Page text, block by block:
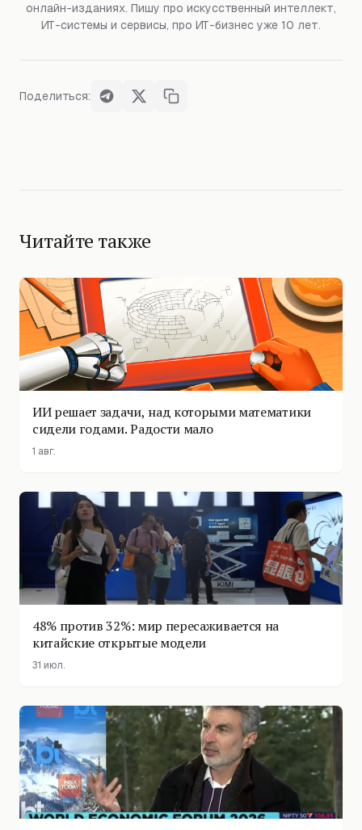
онлайн-изданиях. Пишу про искусственный интеллект,
ИТ-системы и сервисы, про ИТ-бизнес уже 10 лет.
Поделиться:
Читайте также
ИИ решает задачи, над которыми математики
сидели годами. Радости мало
1 авг.
48% против 32%: мир пересаживается на
китайские открытые модели
31 июл.